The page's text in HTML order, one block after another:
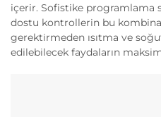
içerir. Sofistike programlama
dostu kontrollerin bu
gerektirmeden ısıtma ve
edilebilecek faydaların